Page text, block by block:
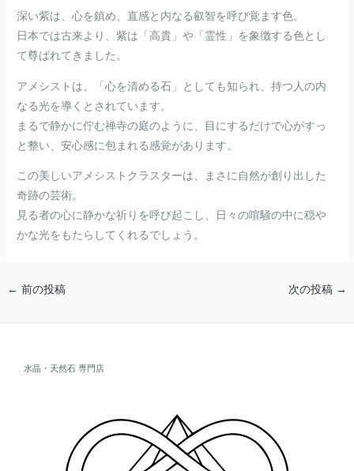
深い紫は、心を鎮め、直感と内なる叡智を呼び覚ます色。
日本では古来より、紫は「高貴」や「霊性」を象徴する色とし
て尊ばれてきました。
アメシストは、「心を清める石」としても知られ、持つ人の内
なる光を導くとされています。
まるで静かに佇む禅寺の庭のように、目にするだけで心がすっ
と整い、安心感に包まれる感覚があります。
この美しいアメシストクラスターは、まさに自然が創り出した
奇跡の芸術。
見る者の心に静かな祈りを呼び起こし、日々の喧騒の中に穏や
かな光をもたらしてくれるでしょう。
← 前の投稿 次の投稿 →
水晶・天然石 専門店